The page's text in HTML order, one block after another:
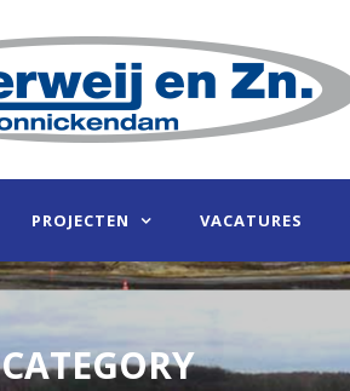
PROJECTEN VACATURES
CATEGORY